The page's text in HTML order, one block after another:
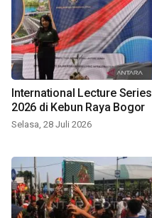
International Lecture Series
2026 di Kebun Raya Bogor
Selasa, 28 Juli 2026